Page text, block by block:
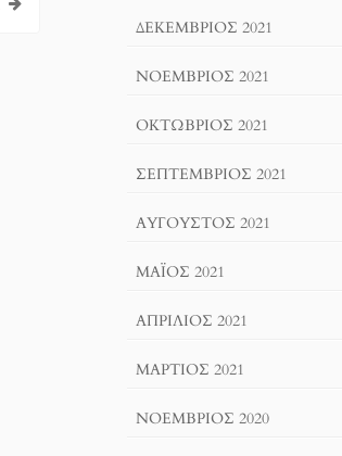
ΔΕΚΈΜΒΡΙΟΣ 2021
ΝΟΈΜΒΡΙΟΣ 2021
ΟΚΤΏΒΡΙΟΣ 2021
ΣΕΠΤΈΜΒΡΙΟΣ 2021
ΑΎΓΟΥΣΤΟΣ 2021
ΜΆΙΟΣ 2021
ΑΠΡΊΛΙΟΣ 2021
ΜΆΡΤΙΟΣ 2021
ΝΟΈΜΒΡΙΟΣ 2020